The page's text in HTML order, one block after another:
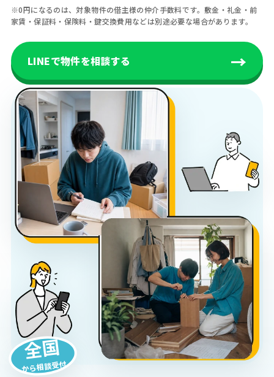
※0円になるのは、対象物件の借主様の仲介手数料です。敷金・礼金・前
家賃・保証料・保険料・鍵交換費用などは別途必要な場合があります。
LINEで物件を相談する →
全国
から相談受付